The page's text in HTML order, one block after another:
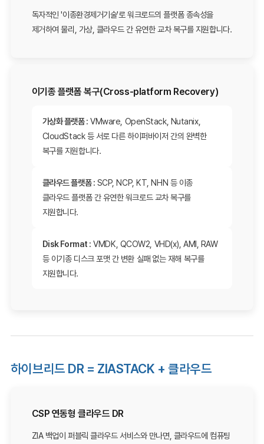
독자적인 '이종환경제거기술'로 워크로드의 플랫폼 종속성을
제거하여 물리, 가상, 클라우드 간 유연한 교차 복구를 지원합니다.
이기종 플랫폼 복구(Cross-platform Recovery)
가상화 플랫폼 : VMware, OpenStack, Nutanix,
CloudStack 등 서로 다른 하이퍼바이저 간의 완벽한
복구를 지원합니다.
클라우드 플랫폼 : SCP, NCP, KT, NHN 등 이종
클라우드 플랫폼 간 유연한 워크로드 교차 복구를
지원합니다.
Disk Format : VMDK, QCOW2, VHD(x), AMI, RAW
등 이기종 디스크 포맷 간 변환 실패 없는 재해 복구를
지원합니다.
하이브리드 DR = ZIASTACK + 클라우드
CSP 연동형 클라우드 DR
ZIA 백업이 퍼블릭 클라우드 서비스와 만나면, 클라우드에 컴퓨팅